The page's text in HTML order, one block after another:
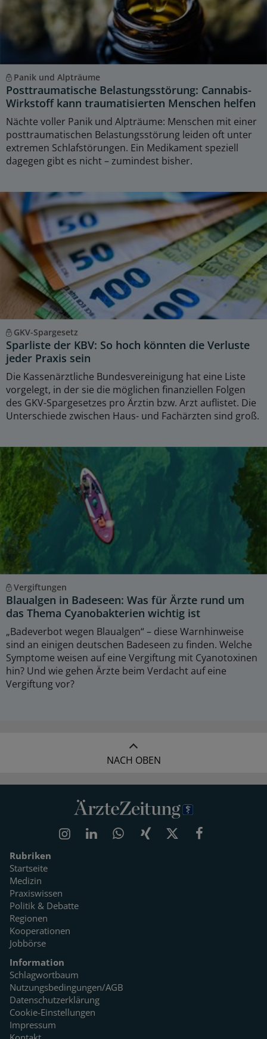
Panik und Alpträume
Posttraumatische Belastungsstörung: Cannabis-
Wirkstoff kann traumatisierten Menschen helfen
Nächte voller Panik und Alpträume: Menschen mit einer
posttraumatischen Belastungsstörung leiden oft unter
extremen Schlafstörungen. Ein Medikament speziell
dagegen gibt es nicht – zumindest bisher.
GKV-Spargesetz
Sparliste der KBV: So hoch könnten die Verluste
jeder Praxis sein
Die Kassenärztliche Bundesvereinigung hat eine Liste
vorgelegt, in der sie die möglichen finanziellen Folgen
des GKV-Spargesetzes pro Ärztin bzw. Arzt auflistet. Die
Unterschiede zwischen Haus- und Fachärzten sind groß.
Vergiftungen
Blaualgen in Badeseen: Was für Ärzte rund um
das Thema Cyanobakterien wichtig ist
„Badeverbot wegen Blaualgen“ – diese Warnhinweise
sind an einigen deutschen Badeseen zu finden. Welche
Symptome weisen auf eine Vergiftung mit Cyanotoxinen
hin? Und wie gehen Ärzte beim Verdacht auf eine
Vergiftung vor?
NACH OBEN
Rubriken
Startseite
Medizin
Praxiswissen
Politik & Debatte
Regionen
Kooperationen
Jobbörse
Information
Schlagwortbaum
Nutzungsbedingungen/AGB
Datenschutzerklärung
Cookie-Einstellungen
Impressum